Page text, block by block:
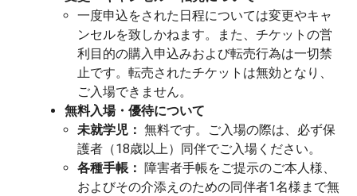
一度申込をされた日程については変更やキャ
ンセルを致しかねます。また、チケットの営
利目的の購入申込みおよび転売行為は一切禁
止です。転売されたチケットは無効となり、
ご入場できません。
無料入場・優待について
未就学児： 無料です。ご入場の際は、必ず保
護者（18歳以上）同伴でご入場ください。
各種手帳： 障害者手帳をご提示のご本人様、
およびその介添えのための同伴者1名様まで無